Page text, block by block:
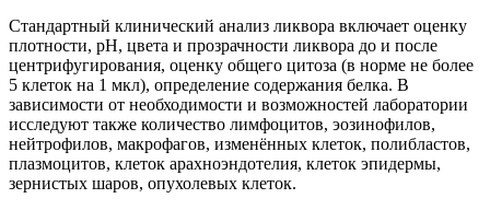
Стандартный клинический анализ ликвора включает оценку
плотности, рН, цвета и прозрачности ликвора до и после
центрифугирования, оценку общего цитоза (в норме не более
5 клеток на 1 мкл), определение содержания белка. В
зависимости от необходимости и возможностей лаборатории
исследуют также количество лимфоцитов, эозинофилов,
нейтрофилов, макрофагов, изменённых клеток, полибластов,
плазмоцитов, клеток арахноэндотелия, клеток эпидермы,
зернистых шаров, опухолевых клеток.